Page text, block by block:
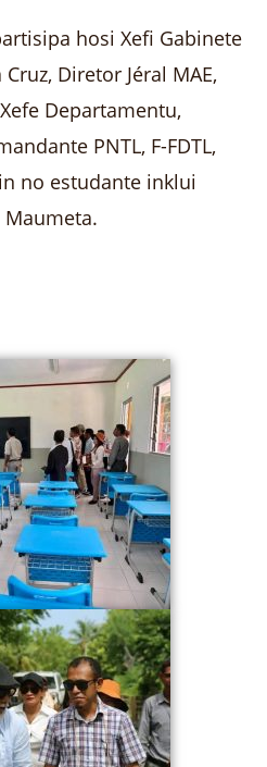
hosi Xefi Gabinete
Diretor Jéral MAE,
Departamentu,
PNTL, F-FDTL,
no estudante inklui